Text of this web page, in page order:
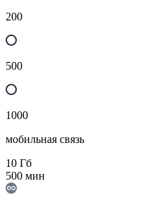
200
500
1000
мобильная связь
10 Гб
500 мин